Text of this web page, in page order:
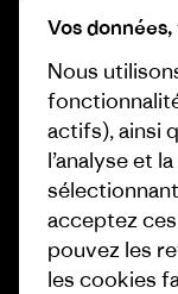
Business Unusual
Objectifs
1% For The Planet
Comment nous
Nos magasins
Vos
Nous
actifs), ainsi
l’analyse et
acceptez
pouvez les
les cookies